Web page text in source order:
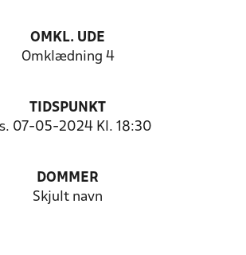
OMKL. UDE
Omklædning 4
TIDSPUNKT
07-05-2024 Kl. 18:30
DOMMER
Skjult navn